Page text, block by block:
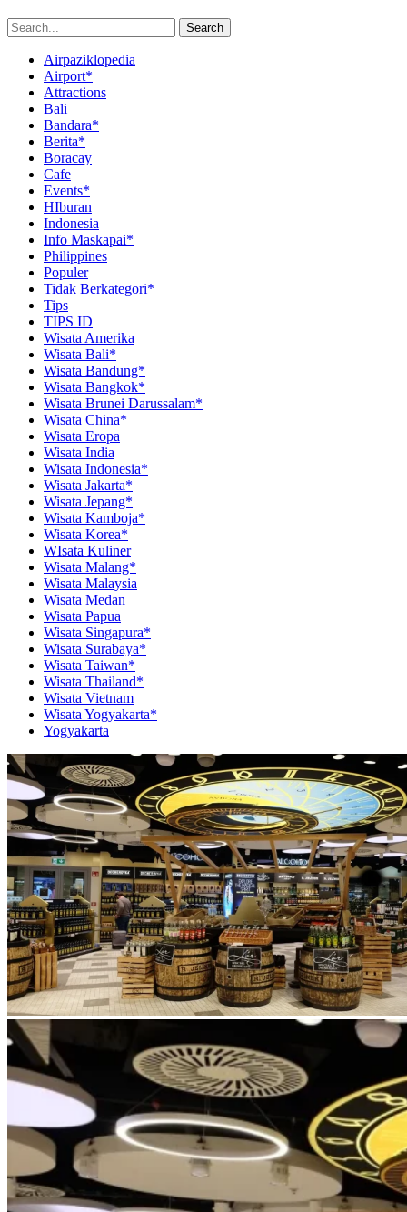
Search
Airpaziklopedia
Airport*
Attractions
Bali
Bandara*
Berita*
Boracay
Cafe
Events*
HIburan
Indonesia
Info Maskapai*
Philippines
Populer
Tidak Berkategori*
Tips
TIPS ID
Wisata Amerika
Wisata Bali*
Wisata Bandung*
Wisata Bangkok*
Wisata Brunei Darussalam*
Wisata China*
Wisata Eropa
Wisata India
Wisata Indonesia*
Wisata Jakarta*
Wisata Jepang*
Wisata Kamboja*
Wisata Korea*
WIsata Kuliner
Wisata Malang*
Wisata Malaysia
Wisata Medan
Wisata Papua
Wisata Singapura*
Wisata Surabaya*
Wisata Taiwan*
Wisata Thailand*
Wisata Vietnam
Wisata Yogyakarta*
Yogyakarta